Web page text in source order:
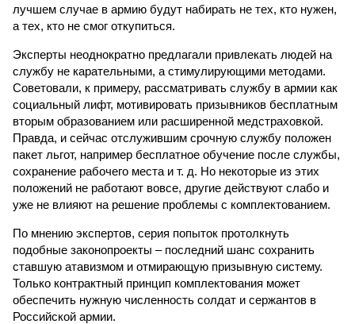
лучшем случае в армию будут набирать не тех, кто нужен,
а тех, кто не смог откупиться.
Эксперты неоднократно предлагали привлекать людей на
службу не карательными, а стимулирующими методами.
Советовали, к примеру, рассматривать службу в армии как
социальный лифт, мотивировать призывников бесплатным
вторым образованием или расширенной медстраховкой.
Правда, и сейчас отслужившим срочную службу положен
пакет льгот, например бесплатное обучение после службы,
сохранение рабочего места и т. д. Но некоторые из этих
положений не работают вовсе, другие действуют слабо и
уже не влияют на решение проблемы с комплектованием.
По мнению экспертов, серия попыток протолкнуть
подобные законопроекты – последний шанс сохранить
ставшую атавизмом и отмирающую призывную систему.
Только контрактный принцип комплектования может
обеспечить нужную численность солдат и сержантов в
Российской армии.